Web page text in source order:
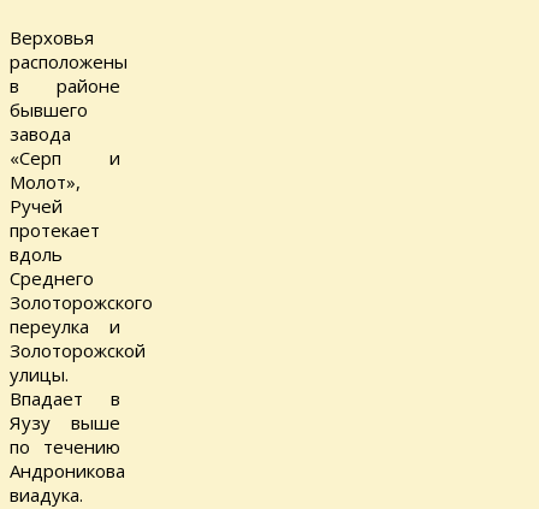
Верховья
расположены
в районе
бывшего
завода
«Серп и
Молот»,
Ручей
протекает
вдоль
Среднего
Золоторожского
переулка и
Золоторожской
улицы.
Впадает в
Яузу выше
по течению
Андроникова
виадука.